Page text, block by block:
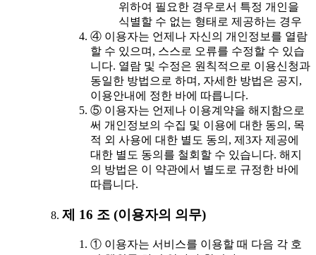
위하여 필요한 경우로서 특정 개인을
식별할 수 없는 형태로 제공하는 경우
④ 이용자는 언제나 자신의 개인정보를 열람
할 수 있으며, 스스로 오류를 수정할 수 있습
니다. 열람 및 수정은 원칙적으로 이용신청과
동일한 방법으로 하며, 자세한 방법은 공지,
이용안내에 정한 바에 따릅니다.
⑤ 이용자는 언제나 이용계약을 해지함으로
써 개인정보의 수집 및 이용에 대한 동의, 목
적 외 사용에 대한 별도 동의, 제3자 제공에
대한 별도 동의를 철회할 수 있습니다. 해지
의 방법은 이 약관에서 별도로 규정한 바에
따릅니다.
제 16 조 (이용자의 의무)
① 이용자는 서비스를 이용할 때 다음 각 호